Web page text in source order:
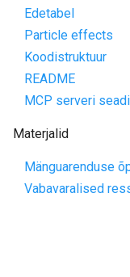
Edetabel
Particle effects
Koodistruktuur
README
MCP serveri
Materjalid
Mänguarenduse
Vabavaralised